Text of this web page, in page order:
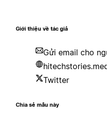
Giới thiệu về tác giả
Gửi email cho
Twitter
Chia sẻ mẫu này